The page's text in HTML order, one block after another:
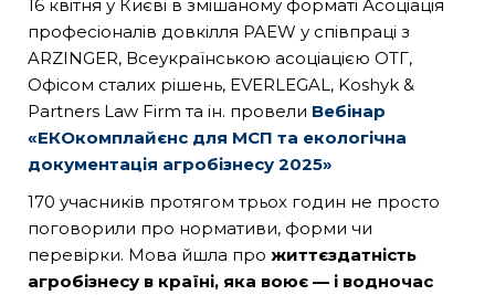
16 квітня у Києві в змішаному форматі Асоціація
професіоналів довкілля PAEW у співпраці з
ARZINGER, Всеукраїнською асоціацією ОТГ,
Офісом сталих рішень, EVERLEGAL, Koshyk &
Partners Law Firm та ін. провели Вебінар
«ЕКОкомплайєнс для МСП та екологічна
документація агробізнесу 2025»
170 учасників протягом трьох годин не просто
поговорили про нормативи, форми чи
перевірки. Мова йшла про життєздатність
агробізнесу в країні, яка воює — і водночас